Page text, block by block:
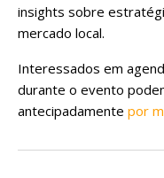
insights sobre
mercado local.
Interessados em
durante o evento
antecipadamente por